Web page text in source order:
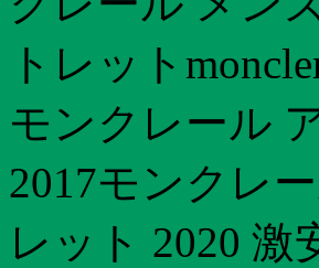
トレット
モンクレール
2017モンクレ
レット 2020